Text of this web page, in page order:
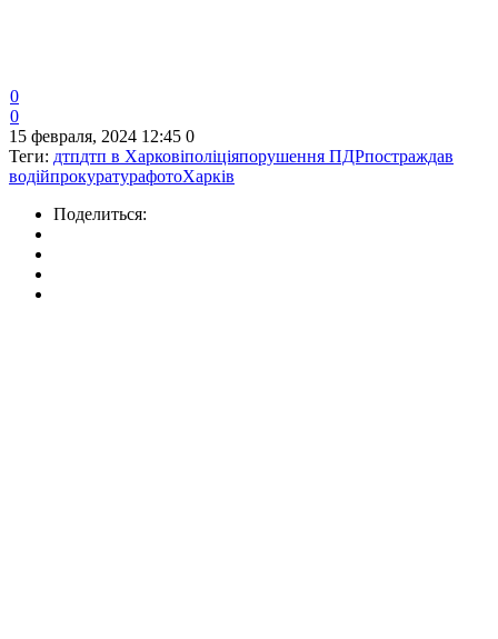
0
0
15 февраля, 2024 12:45 0
Теги: дтпдтп в Харковіполіціяпорушення ПДРпостраждав
водійпрокуратурафотоХарків
Поделиться: